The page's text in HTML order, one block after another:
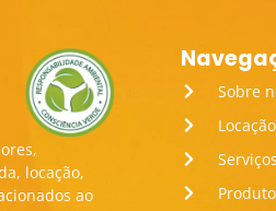
locação,
ao
Sobre
Locação
Serviços